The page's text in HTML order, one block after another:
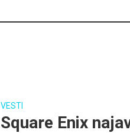
VESTI
Square Enix